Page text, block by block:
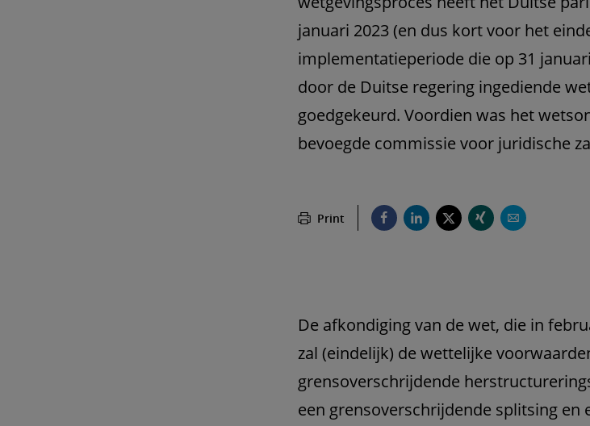
januari 2023 (en dus kort voor het
implementatieperiode die op 31
door de Duitse regering ingediende
goedgekeurd. Voordien was het
bevoegde commissie voor juridische
Print
De afkondiging van de wet, die in
zal (eindelijk) de wettelijke
grensoverschrijdende
een grensoverschrijdende splitsing en